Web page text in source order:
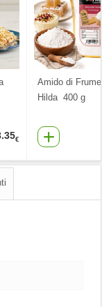
€
Amido di
Hilda 400 g